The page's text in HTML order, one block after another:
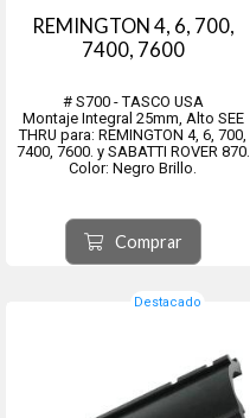
REMINGTON 4, 6, 700,
7400, 7600
# S700 - TASCO USA
Montaje Integral 25mm, Alto SEE
THRU para: REMINGTON 4, 6, 700,
7400, 7600. y SABATTI ROVER 870.
Color: Negro Brillo.
Comprar
Destacado